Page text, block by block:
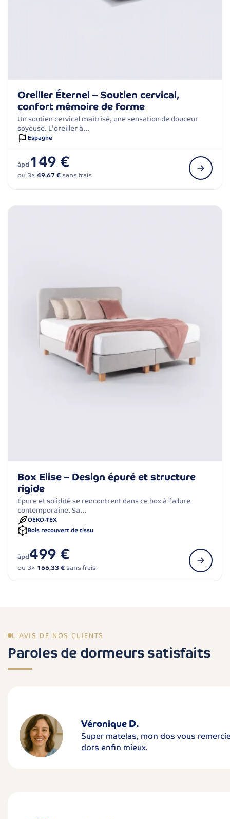
Oreiller Éternel – Soutien cervical,
confort mémoire de forme
Un soutien cervical maîtrisé, une sensation de douceur
soyeuse. L'oreiller à…
Espagne
àpd 149 €
ou 3× 49,67 €sans frais
Box Elise – Design épuré et structure
rigide
Épure et solidité se rencontrent dans ce box à l’allure
contemporaine. Sa…
OEKO-TEX
Bois recouvert de tissu
àpd499 €
ou 3× 166,33 €sans frais
L'AVIS DE NOS CLIENTS
Paroles de dormeurs satisfaits
Véronique D.
Super matelas, mon dos vous
dors enfin mieux.